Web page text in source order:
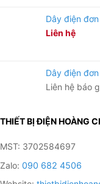
Dây điện
Liên hệ
Dây điện
Liên hệ báo
THIẾT BỊ ĐIỆN HOÀNG
MST: 3702584697
Zalo: 090 682 4506